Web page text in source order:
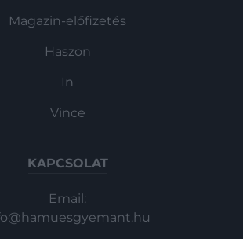
Magazin-előfizetés
Haszon
In
Vince
KAPCSOLAT
Email: